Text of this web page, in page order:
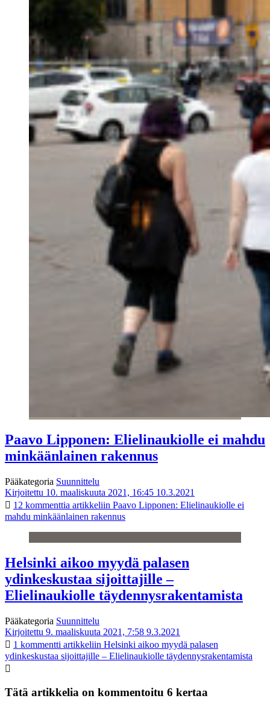
Paavo Lipponen: Elielinaukiolle ei mahdu
minkäänlainen rakennus
Pääkategoria Suunnittelu
Kirjoitettu 10. maaliskuuta 2021, 16:45 10.3.2021
12 kommenttia artikkeliin Paavo Lipponen: Elielinaukiolle ei
mahdu minkäänlainen rakennus
Helsinki aikoo myydä palasen
ydinkeskustaa sijoittajille –
Elielinaukiolle täydennysrakentamista
Pääkategoria Suunnittelu
Kirjoitettu 9. maaliskuuta 2021, 7:58 9.3.2021
1 kommentti artikkeliin Helsinki aikoo myydä palasen
ydinkeskustaa sijoittajille – Elielinaukiolle täydennysrakentamista
Tätä artikkelia on kommentoitu 6 kertaa